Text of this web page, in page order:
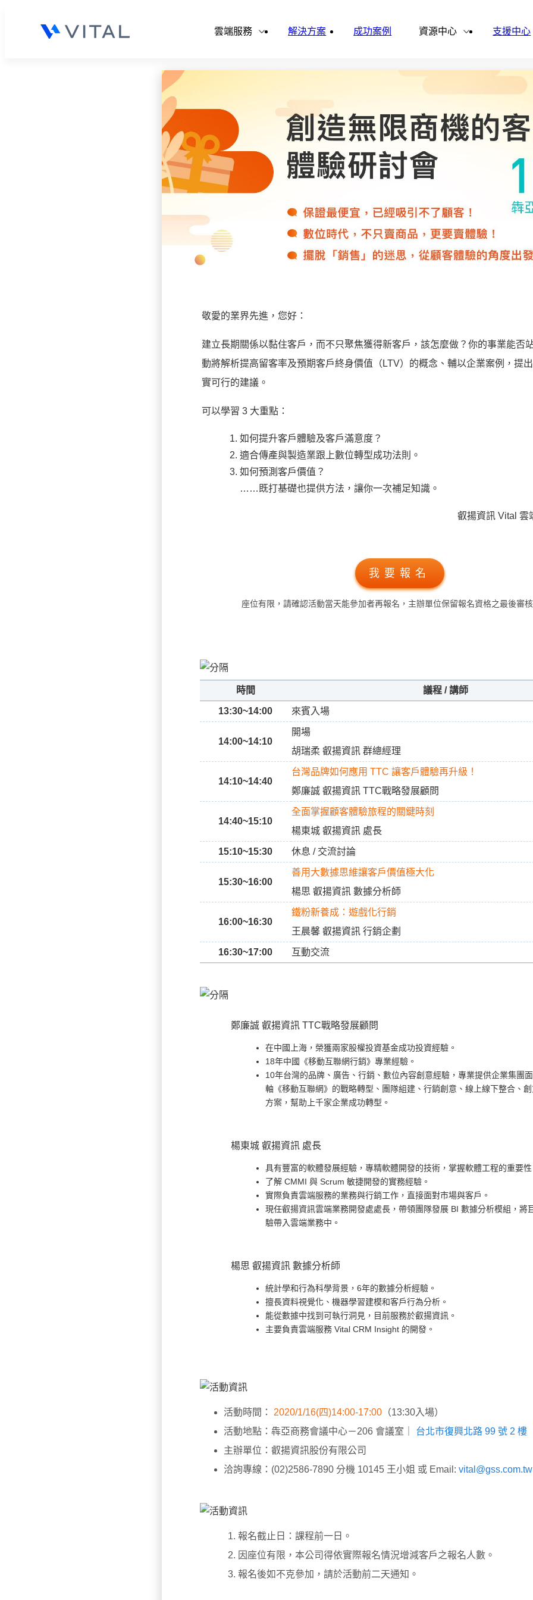
雲端服務
Vital BOLE
解決方案 成功案例 資源中心雲企誌 支援中心
敬愛的業界先進，您好：
建立長期關係以黏住客戶，而不只聚焦獲得新客戶，該怎麼做？你的事業能否
動將解析提高留客率及預期客戶終身價值（LTV）的概念、輔以企業案例，提
實可行的建議。
可以學習 3 大重點：
如何提升客戶體驗及客戶滿意度？
適合傳產與製造業跟上數位轉型成功法則。
如何預測客戶價值？
……既打基礎也提供方法，讓你一次補足知識。
叡揚資訊 Vital 雲
我要報名
座位有限，請確認活動當天能參加者再報名，主辦單位保留報名資格之最後審
時間 議程 / 講師
13:30~14:00 來賓入場
14:00~14:10
開場
胡瑞柔 叡揚資訊 群總經理
14:10~14:40
台灣品牌如何應用 TTC 讓客戶體驗再升級！
鄭廉誠 叡揚資訊 TTC戰略發展顧問
14:40~15:10
全面掌握顧客體驗旅程的關鍵時刻
楊東城 叡揚資訊 處長
15:10~15:30 休息 / 交流討論
15:30~16:00
善用大數據思維讓客戶價值極大化
楊思 叡揚資訊 數據分析師
16:00~16:30
鐵粉新養成：遊戲化行銷
王晨馨 叡揚資訊 行銷企劃
16:30~17:00 互動交流
鄭廉誠 叡揚資訊 TTC戰略發展顧問
在中國上海，榮獲兩家股權投資基金成功投資經驗。
18年中國《移動互聯網行銷》專業經驗。
10年台灣的品牌、廣告、行銷、數位內容創意經驗，專業提供企業集團
軸《移動互聯網》的戰略轉型、團隊組建、行銷創意、線上線下整合、
方案，幫助上千家企業成功轉型。
楊東城 叡揚資訊 處長
具有豐富的軟體發展經驗，專精軟體開發的技術，掌握軟體工程的重要
了解 CMMI 與 Scrum 敏捷開發的實務經驗。
實際負責雲端服務的業務與行銷工作，直接面對市場與客戶。
現任叡揚資訊雲端業務開發處處長，帶領團隊發展 BI 數據分析模組，將
驗帶入雲端業務中。
楊思 叡揚資訊 數據分析師
統計學和行為科學背景，6年的數據分析經驗。
擅長資料視覺化、機器學習建模和客戶行為分析。
能從數據中找到可執行洞見，目前服務於叡揚資訊。
主要負責雲端服務 Vital CRM Insight 的開發。
活動時間： 2020/1/16(四)14:00-17:00 （13:30入場）
活動地點：犇亞商務會議中心－206 會議室｜ 台北市復興北路 99 號 2 樓
主辦單位：叡揚資訊股份有限公司
洽詢專線：(02)2586-7890 分機 10145 王小姐 或 Email: vital@gss.com.tw
報名截止日：課程前一日。
因座位有限，本公司得依實際報名情況增減客戶之報名人數。
報名後如不克參加，請於活動前二天通知。